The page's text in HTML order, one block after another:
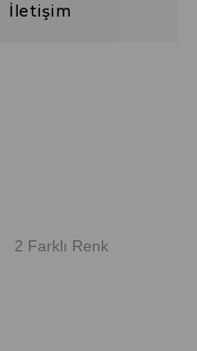
İletişim
2 Farklı Renk